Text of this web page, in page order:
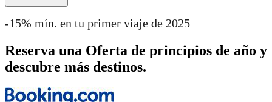
-15% mín. en tu primer viaje de 2025
Reserva una Oferta de principios de año y
descubre más destinos.